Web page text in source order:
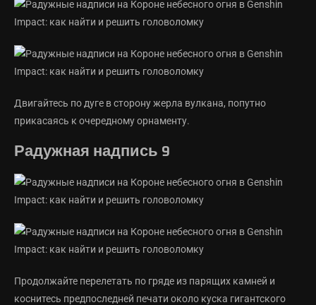
Двигайтесь по дуге в сторону жерла вулкана, попутно
прикасаясь к очередному орнаменту.
Радужная надпись 9
Продолжайте перелетать по гряде из парящих камней и
коснитесь предпоследней печати около куска гигантского